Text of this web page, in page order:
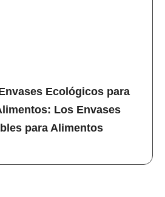
Ecológicos para
Los Envases
para Alimentos